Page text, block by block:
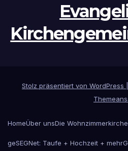
Stolz präsentiert von WordPress
HomeÜber unsDie Wohnzimmerkirche
geSEGNet: Taufe + Hochzeit + mehr